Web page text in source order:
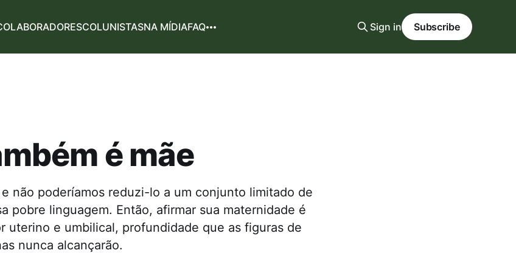
COLUNISTASNA MÍDIAFAQ Sign in Subscribe
é mãe
não poderíamos reduzi-lo a um conjunto limitado de
pobre linguagem. Então, afirmar sua maternidade é
uterino e umbilical, profundidade que as figuras de
nunca alcançarão.